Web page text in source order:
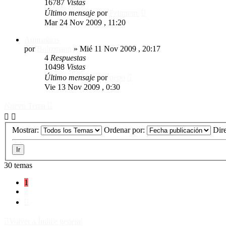
16787 Vistas
Último mensaje por
Mar 24 Nov 2009 , 11:20
por
» Mié 11 Nov 2009 , 20:17
4 Respuestas
10498 Vistas
Último mensaje por
Vie 13 Nov 2009 , 0:30
Mostrar: Ordenar por:
30 temas
1